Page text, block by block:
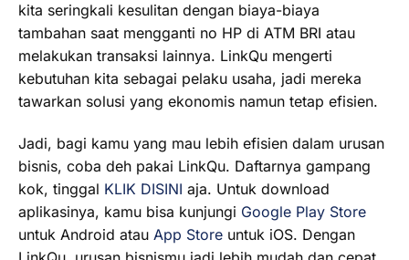
kita seringkali kesulitan dengan biaya-biaya
tambahan saat mengganti no HP di ATM BRI atau
melakukan transaksi lainnya. LinkQu mengerti
kebutuhan kita sebagai pelaku usaha, jadi mereka
tawarkan solusi yang ekonomis namun tetap efisien.
Jadi, bagi kamu yang mau lebih efisien dalam urusan
bisnis, coba deh pakai LinkQu. Daftarnya gampang
kok, tinggal KLIK DISINI aja. Untuk download
aplikasinya, kamu bisa kunjungi Google Play Store
untuk Android atau App Store untuk iOS. Dengan